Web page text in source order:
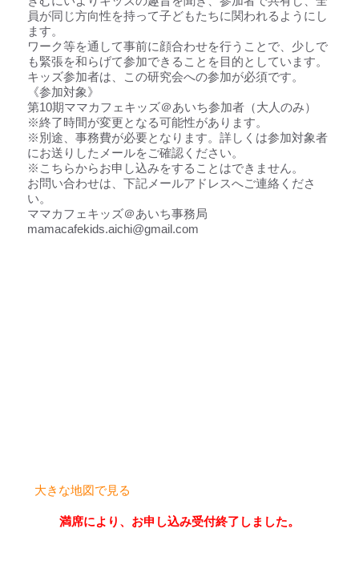
員が同じ方向性を持って子どもたちに関われるようにし
ます。
ワーク等を通して事前に顔合わせを行うことで、少しで
も緊張を和らげて参加できることを目的としています。
キッズ参加者は、この研究会への参加が必須です。
《参加対象》
第10期ママカフェキッズ＠あいち参加者（大人のみ）
※終了時間が変更となる可能性があります。
※別途、事務費が必要となります。詳しくは参加対象者
にお送りしたメールをご確認ください。
※こちらからお申し込みをすることはできません。
お問い合わせは、下記メールアドレスへご連絡くださ
い。
ママカフェキッズ＠あいち事務局
mamacafekids.aichi@gmail.com
大きな地図で見る
満席により、お申し込み受付終了しました。